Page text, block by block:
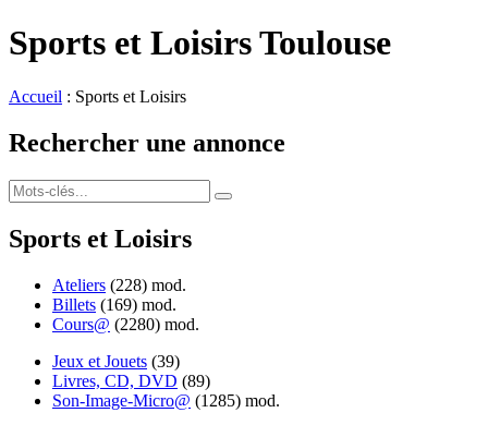
Sports et Loisirs Toulouse
Accueil : Sports et Loisirs
Rechercher une annonce
Sports et Loisirs
Ateliers (228) mod.
Billets (169) mod.
Cours@ (2280) mod.
Jeux et Jouets (39)
Livres, CD, DVD (89)
Son-Image-Micro@ (1285) mod.